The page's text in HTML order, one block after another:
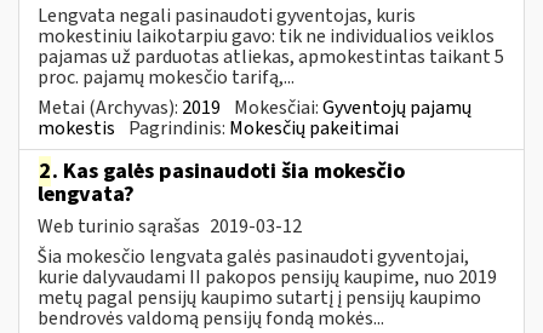
Lengvata negali pasinaudoti gyventojas, kuris
mokestiniu laikotarpiu gavo: tik ne individualios veiklos
pajamas už parduotas atliekas, apmokestintas taikant 5
proc. pajamų mokesčio tarifą,...
Metai (Archyvas): 2019 Mokesčiai:Gyventojų pajamų
mokestis Pagrindinis: Mokesčių pakeitimai
2. Kas galės pasinaudoti šia mokesčio
lengvata?
Web turinio sąrašas 2019-03-12
Šia mokesčio lengvata galės pasinaudoti gyventojai,
kurie dalyvaudami II pakopos pensijų kaupime, nuo 2019
metų pagal pensijų kaupimo sutartį į pensijų kaupimo
bendrovės valdomą pensijų fondą mokės...